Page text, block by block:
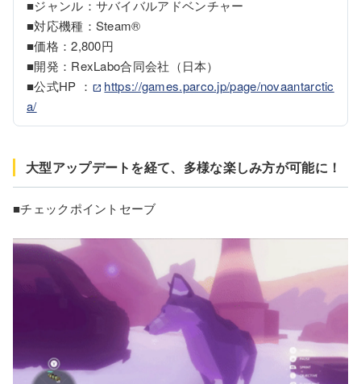
■ジャンル：サバイバルアドベンチャー
■対応機種：Steam®
■価格：2,800円
■開発：RexLabo合同会社（日本）
■公式HP ：
https://games.parco.jp/page/novaantarctic
a/
大型アップデートを経て、多様な楽しみ方が可能に！
■チェックポイントセーブ